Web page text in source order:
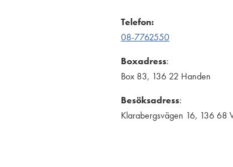
Telefon:
08-7762550
Boxadress:
Box 83, 136 22 Handen
Besöksadress:
Klarabergsvägen 16, 136 68